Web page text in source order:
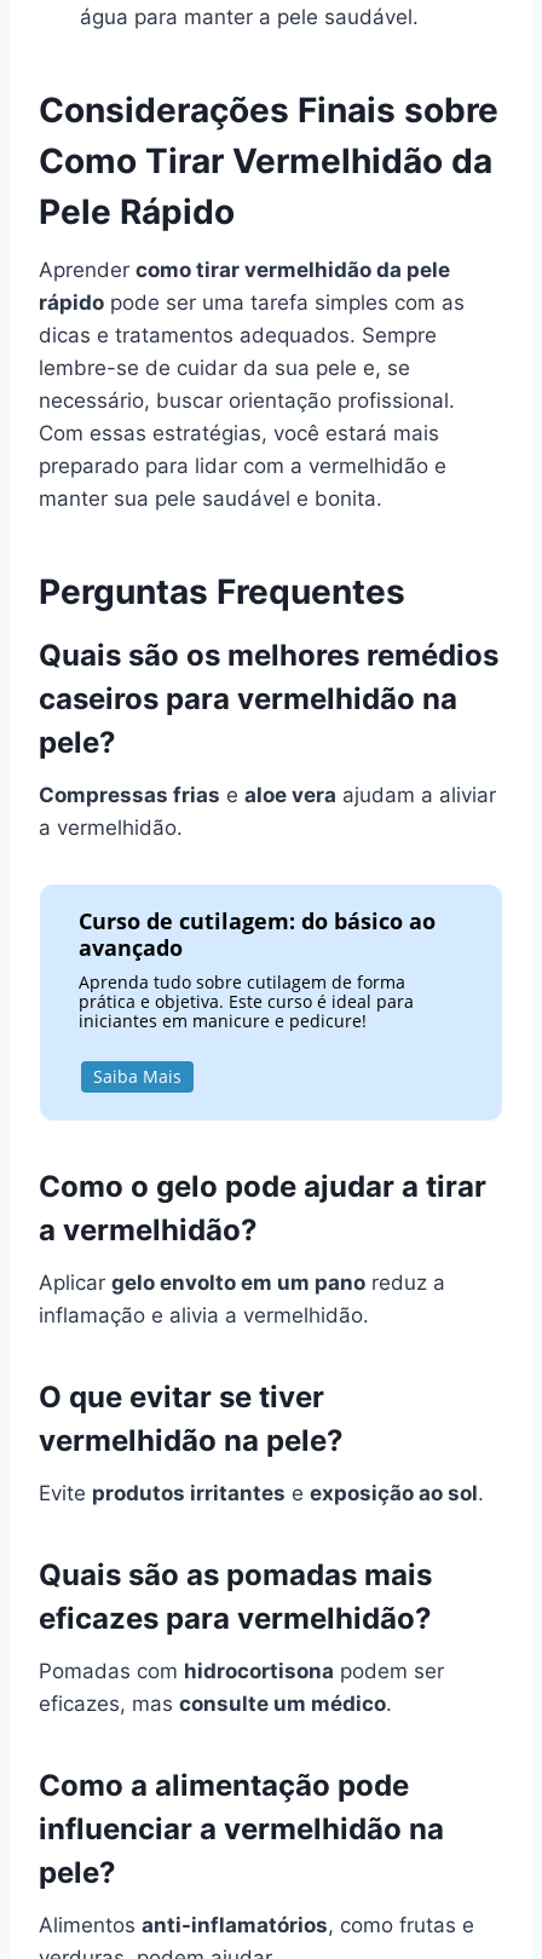
água para manter a pele saudável.
Considerações Finais sobre
Como Tirar Vermelhidão da
Pele Rápido
Aprender como tirar vermelhidão da pele
rápido pode ser uma tarefa simples com as
dicas e tratamentos adequados. Sempre
lembre-se de cuidar da sua pele e, se
necessário, buscar orientação profissional.
Com essas estratégias, você estará mais
preparado para lidar com a vermelhidão e
manter sua pele saudável e bonita.
Perguntas Frequentes
Quais são os melhores remédios
caseiros para vermelhidão na
pele?
Compressas frias e aloe vera ajudam a aliviar
a vermelhidão.
Curso de cutilagem: do básico ao
avançado
Aprenda tudo sobre cutilagem de forma
prática e objetiva. Este curso é ideal para
iniciantes em manicure e pedicure!
Saiba Mais
Como o gelo pode ajudar a tirar
a vermelhidão?
Aplicar gelo envolto em um pano reduz a
inflamação e alivia a vermelhidão.
O que evitar se tiver
vermelhidão na pele?
Evite produtos irritantes e exposição ao sol.
Quais são as pomadas mais
eficazes para vermelhidão?
Pomadas com hidrocortisona podem ser
eficazes, mas consulte um médico.
Como a alimentação pode
influenciar a vermelhidão na
pele?
Alimentos anti-inflamatórios, como frutas e